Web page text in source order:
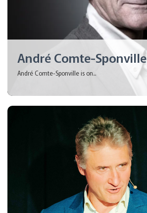
André Comte-Sponville
André Comte-Sponville is on...